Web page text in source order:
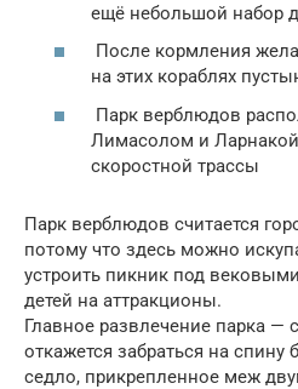
ещё небольшой набор
После кормления
на этих кораблях
Парк верблюдов
Лимасолом и
скоростной трассы
Парк верблюдов считается
потому что здесь можно
устроить пикник под
детей на аттракционы.
Главное развлечение парка —
откажется забраться на
седло, прикрепленное меж